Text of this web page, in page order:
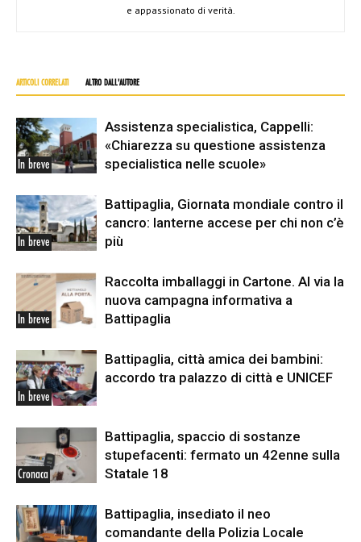
e appassionato di verità.
ARTICOLI CORRELATI ALTRO DALL'AUTORE
In breve
Assistenza specialistica, Cappelli:
«Chiarezza su questione assistenza
specialistica nelle scuole»
In breve
Battipaglia, Giornata mondiale contro il
cancro: lanterne accese per chi non c’è
più
In breve
Raccolta imballaggi in Cartone. Al via la
nuova campagna informativa a
Battipaglia
In breve
Battipaglia, città amica dei bambini:
accordo tra palazzo di città e UNICEF
Cronaca
Battipaglia, spaccio di sostanze
stupefacenti: fermato un 42enne sulla
Statale 18
Battipaglia, insediato il neo
comandante della Polizia Locale